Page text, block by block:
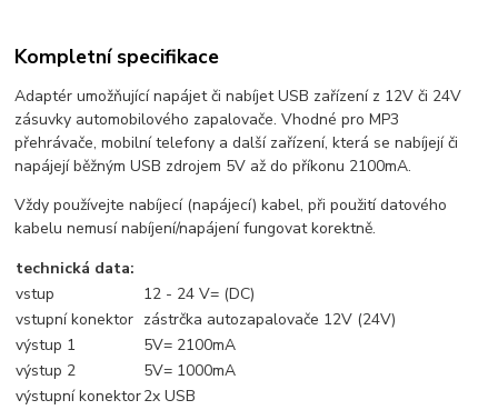
Kompletní specifikace
Adaptér umožňující napájet či nabíjet USB zařízení z 12V či 24V
zásuvky automobilového zapalovače. Vhodné pro MP3
přehrávače, mobilní telefony a další zařízení, která se nabíjejí či
napájejí běžným USB zdrojem 5V až do příkonu 2100mA.
Vždy používejte nabíjecí (napájecí) kabel, při použití datového
kabelu nemusí nabíjení/napájení fungovat korektně.
technická data:
vstup
12 - 24 V= (DC)
vstupní konektor zástrčka autozapalovače 12V (24V)
výstup 1
5V= 2100mA
výstup 2
5V= 1000mA
výstupní konektor2x USB